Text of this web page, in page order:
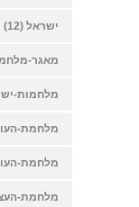
ישראל (12)
מאגר-
מלחמות-
מלחמת-
מלחמת-
מלחמת-